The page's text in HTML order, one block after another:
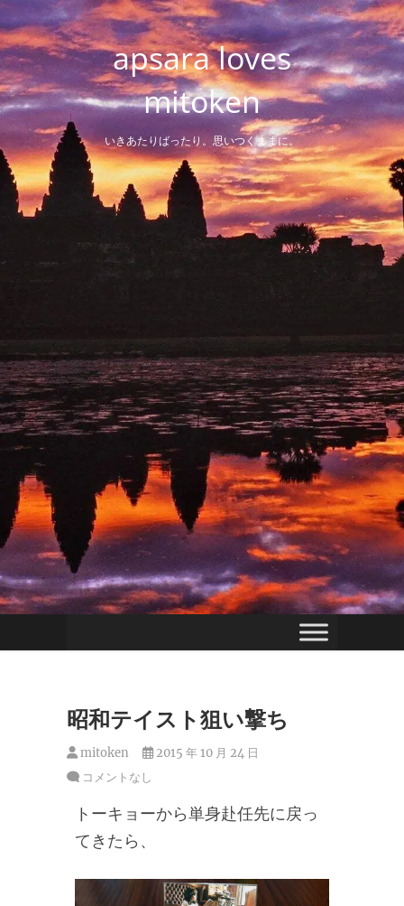
Skip
to
content
apsara loves
mitoken
いきあたりばったり。思いつくままに。
昭和テイスト狙い撃ち
mitoken
2015 年 10 月 24 日
コメントなし
トーキョーから単身赴任先に戻っ
てきたら、